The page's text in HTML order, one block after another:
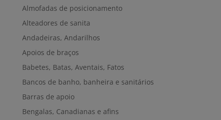
Almofadas de posicionamento
Alteadores de sanita
Andadeiras, Andarilhos
Apoios de braços
Babetes, Batas, Aventais, Fatos
Bancos de banho, banheira e sanitários
Barras de apoio
Bengalas, Canadianas e afins